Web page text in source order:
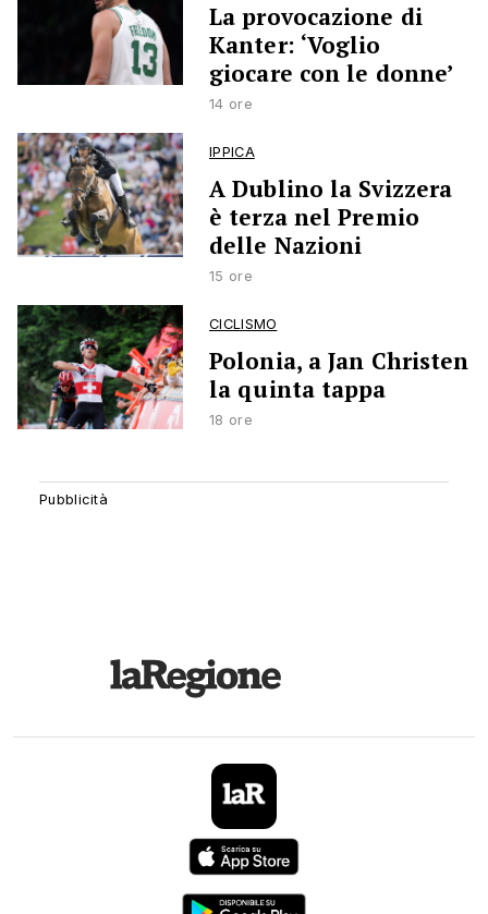
La provocazione di
Kanter: ‘Voglio
giocare con le donne’
14 ore
IPPICA
A Dublino la Svizzera
è terza nel Premio
delle Nazioni
15 ore
CICLISMO
Polonia, a Jan Christen
la quinta tappa
18 ore